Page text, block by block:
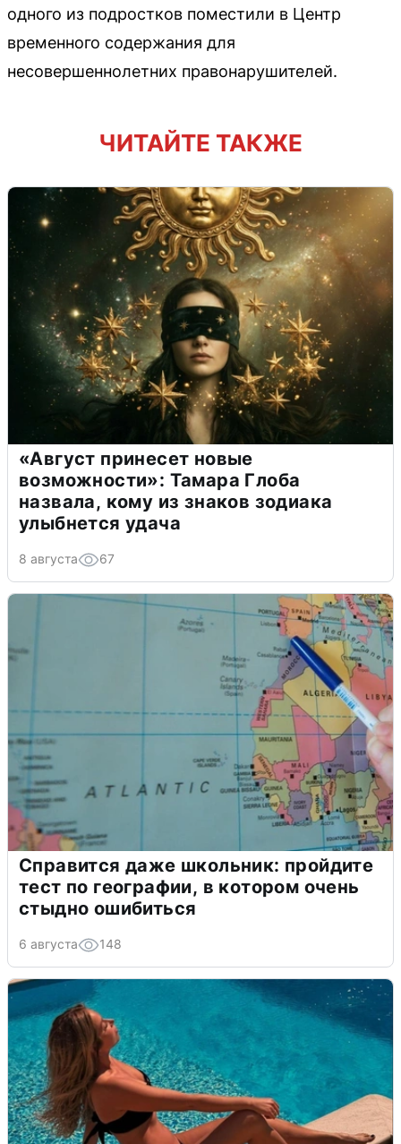
одного из подростков поместили в Центр
временного содержания для
несовершеннолетних правонарушителей.
ЧИТАЙТЕ ТАКЖЕ
«Август принесет новые
возможности»: Тамара Глоба
назвала, кому из знаков зодиака
улыбнется удача
8 августа 67
Справится даже школьник: пройдите
тест по географии, в котором очень
стыдно ошибиться
6 августа 148